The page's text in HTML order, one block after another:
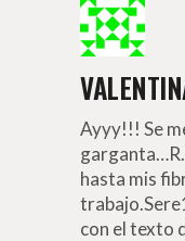
Ayyy!!! Se
hasta mis
con el texto